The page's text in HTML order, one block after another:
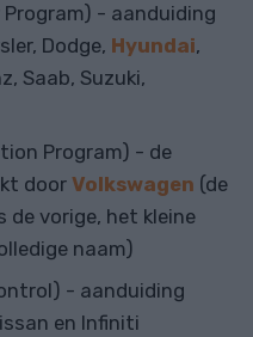
- aanduiding
Dodge, Hyundai,
Saab, Suzuki,
Program) - de
door Volkswagen (de
vorige, het kleine
naam)
- aanduiding
en Infiniti